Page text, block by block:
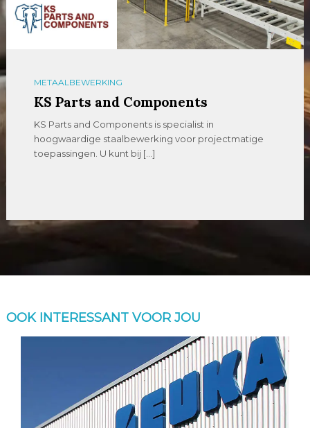
METAALBEWERKING
KS Parts and Components
KS Parts and Components is specialist in
hoogwaardige staalbewerking voor projectmatige
toepassingen. U kunt bij […]
OOK INTERESSANT VOOR JOU